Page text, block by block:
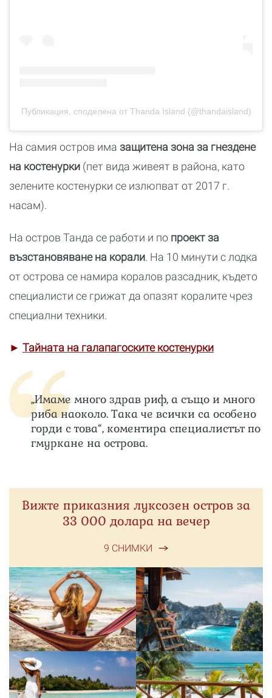
Публикация, споделена от Thanda Island (@thandaisland)
На самия остров има защитена зона за гнездене
на костенурки (пет вида живеят в района, като
зелените костенурки се излюпват от 2017 г.
насам).
На остров Танда се работи и по проект за
възстановяване на корали. На 10 минути с лодка
от острова се намира коралов разсадник, където
специалисти се грижат да опазят коралите чрез
специални техники.
► Тайната на галапагоските костенурки
„Имаме много здрав риф, а също и много
риба наоколо. Така че всички са особено
горди с това“, коментира специалистът по
гмуркане на острова.
Вижте приказния луксозен остров за
33 000 долара на вечер
9 СНИМКИ